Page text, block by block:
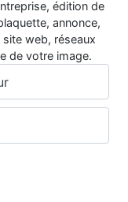
édition de
annonce,
web, réseaux
de votre image.